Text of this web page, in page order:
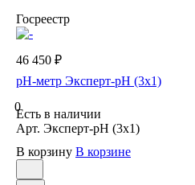
Госреестр
46 450 ₽
рН-метр Эксперт-рН (3х1)
0
Есть в наличии
Арт. Эксперт-рН (3х1)
В корзину В корзине